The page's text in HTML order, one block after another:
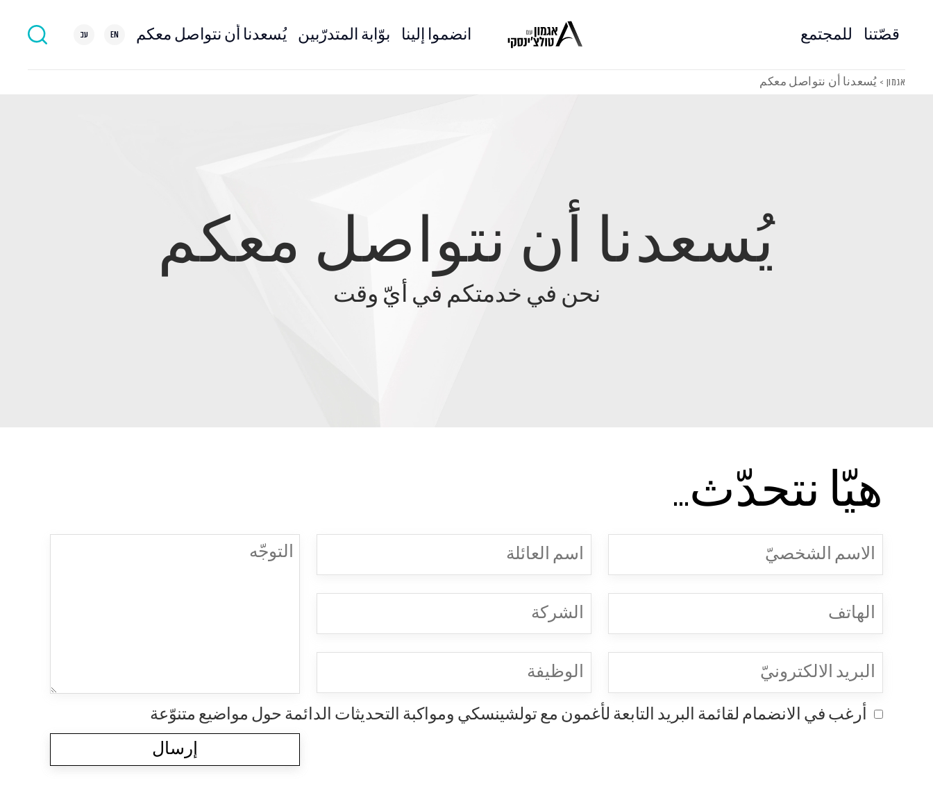
قصّتنا للمجتمع انضموا إلينا بوّابة المتدرّبين يُسعدنا أن نتواصل معكم EN עב
אגמון > يُسعدنا أن نتواصل معكم
يُسعدنا أن نتواصل معكم
نحن في خدمتكم في أيّ وقت
هيّا نتحدّث...
الشخصيّ
(Required)
(Required)
الالكترونيّ
(Required)
العائلة
(Required)
التوجّه
Consent
أرغب في الانضمام لقائمة البريد التابعة لأغمون مع تولشينسكي ومواكبة التحديثات الدائمة حول مواضيع متنوّعة